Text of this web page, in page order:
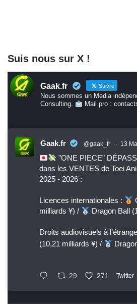
Suis nous sur X !
Gaak.fr Suivre
Nous sommes un Media
Consulting.
Mail pro :
Gaak.fr @gaak_fr · 13
"ONE PIECE"
dans les VENTES de Toei
2025 - 2026 :
Licences internationales :
milliards ¥) /
Dragon Ball
Droits audiovisuels à
(10,21 milliards ¥) /
29 271 Twitter